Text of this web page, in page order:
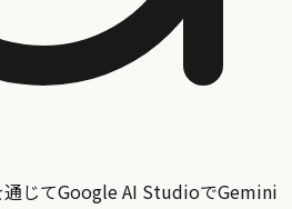
じてGoogle AI StudioでGemini